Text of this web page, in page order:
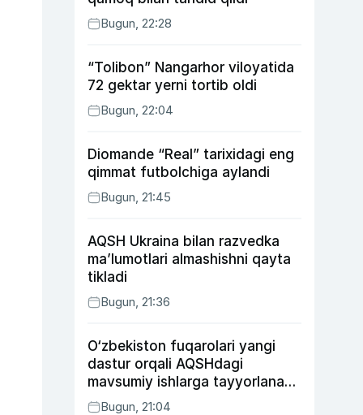
Bugun, 22:28
“Tolibon” Nangarhor viloyatida
72 gektar yerni tortib oldi
Bugun, 22:04
Diomande “Real” tarixidagi eng
qimmat futbolchiga aylandi
Bugun, 21:45
AQSH Ukraina bilan razvedka
ma’lumotlari almashishni qayta
tikladi
Bugun, 21:36
O‘zbekiston fuqarolari yangi
dastur orqali AQSHdagi
mavsumiy ishlarga tayyorlanadi
va joylashtiriladi
Bugun, 21:04